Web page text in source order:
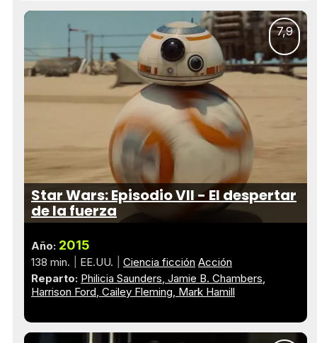
7,9
Star Wars: Episodio VII - El despertar
de la fuerza
Año: 2015
138 min. EE.UU. Ciencia ficción Acción
Reparto: Philicia Saunders Jamie B. Chambers
Harrison Ford Cailey Fleming Mark Hamill